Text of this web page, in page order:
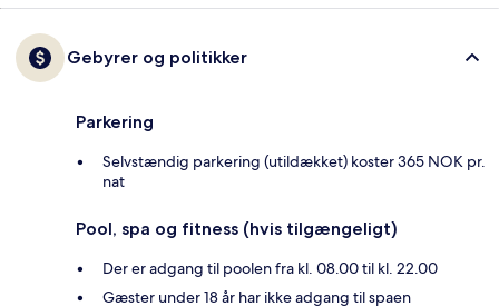
Gebyrer og politikker
Parkering
Selvstændig parkering (utildækket) koster 365 NOK pr.
nat
Pool, spa og fitness (hvis tilgængeligt)
Der er adgang til poolen fra kl. 08.00 til kl. 22.00
Gæster under 18 år har ikke adgang til spaen